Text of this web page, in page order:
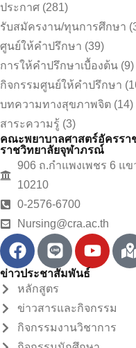
ประกาศ (281)
รับสมัครงาน/ทุนการศึกษา
ศูนย์ให้คำปรึกษา (39)
การให้คำปรึกษาเบื้องต้น (9)
กิจกรรมศูนย์ให้คำปรึกษา
บทความทางสุขภาพจิต (14)
สาระความรู้ (3)
คณะพยาบาลศาสตร์อัครรา
ราชวิทยาลัยจุฬาภรณ์
906 ถ.กำแพงเพชร 6 แ
10210
0-2576-6700
Nursing@cra.ac.th
ข่าวประชาสัมพันธ์
หลักสูตร
ข่าวสารและกิจกรรม
กิจกรรมงานวิชาการ